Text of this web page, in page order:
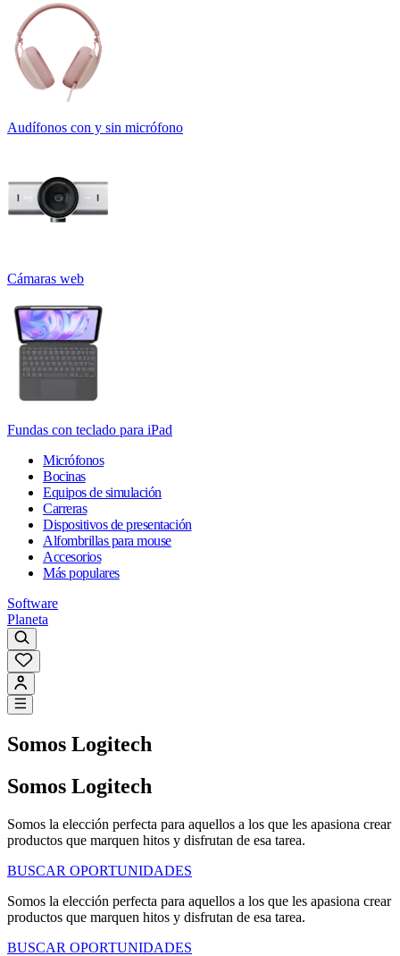
Audífonos con y sin micrófono
Cámaras web
Fundas con teclado para iPad
Micrófonos
Bocinas
Equipos de simulación
Carreras
Dispositivos de presentación
Alfombrillas para mouse
Accesorios
Más populares
Software
Planeta
Somos Logitech
Somos Logitech
Somos la elección perfecta para aquellos a los que les apasiona crear
productos que marquen hitos y disfrutan de esa tarea.
BUSCAR OPORTUNIDADES
Somos la elección perfecta para aquellos a los que les apasiona crear
productos que marquen hitos y disfrutan de esa tarea.
BUSCAR OPORTUNIDADES